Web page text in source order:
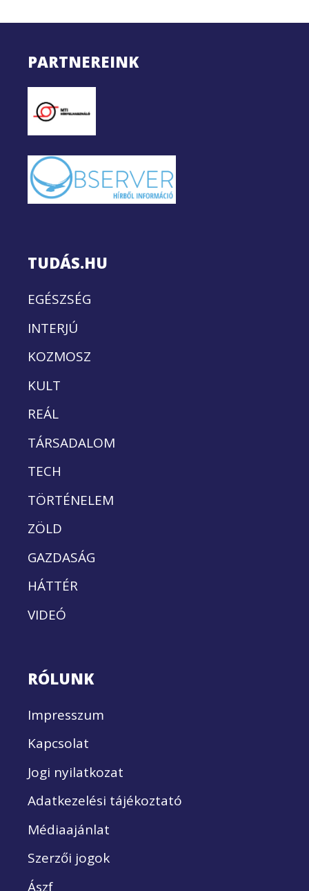
PARTNEREINK
TUDÁS.HU
EGÉSZSÉG
INTERJÚ
KOZMOSZ
KULT
REÁL
TÁRSADALOM
TECH
TÖRTÉNELEM
ZÖLD
GAZDASÁG
HÁTTÉR
VIDEÓ
RÓLUNK
Impresszum
Kapcsolat
Jogi nyilatkozat
Adatkezelési tájékoztató
Médiaajánlat
Szerzői jogok
Ászf